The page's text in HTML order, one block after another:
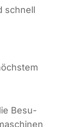
schnell
Besu­